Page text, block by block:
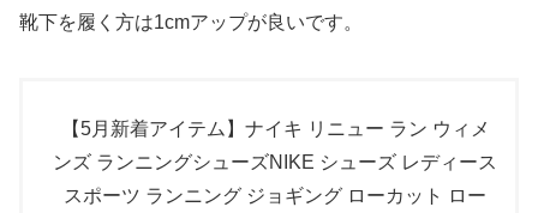
靴下を履く方は1cmアップが良いです。
【5月新着アイテム】ナイキ リニュー ラン ウィメ
ンズ ランニングシューズNIKE シューズ レディース
スポーツ ランニング ジョギング ローカット ロー